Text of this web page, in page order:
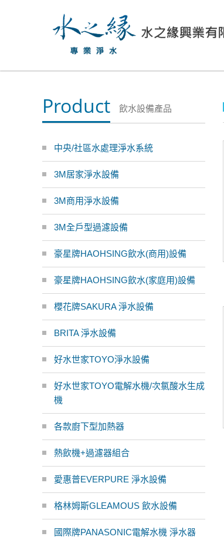
Product 飲水設備產品
中央/社區水處理淨水系統
3M居家淨水設備
3M商用淨水設備
3M全戶型過濾設備
豪星牌HAOHSING飲水(商用)設備
豪星牌HAOHSING飲水(家庭用)設備
櫻花牌SAKURA 淨水設備
BRITA 淨水設備
好水世家TOYO淨水設備
好水世家TOYO電解水機/次氯酸水生成
機
各款廚下型加熱器
熱飲機+過濾器組合
愛惠普EVERPURE 淨水設備
格林姆斯GLEAMOUS 飲水設備
國際牌PANASONIC電解水機 淨水器